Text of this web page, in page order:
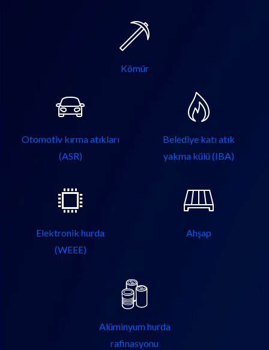
Kömür
Otomotiv kırma atıkları
(ASR)
Belediye katı atık
yakma külü (IBA)
Elektronik hurda
(WEEE)
Ahşap
Alüminyum hurda
rafinasyonu